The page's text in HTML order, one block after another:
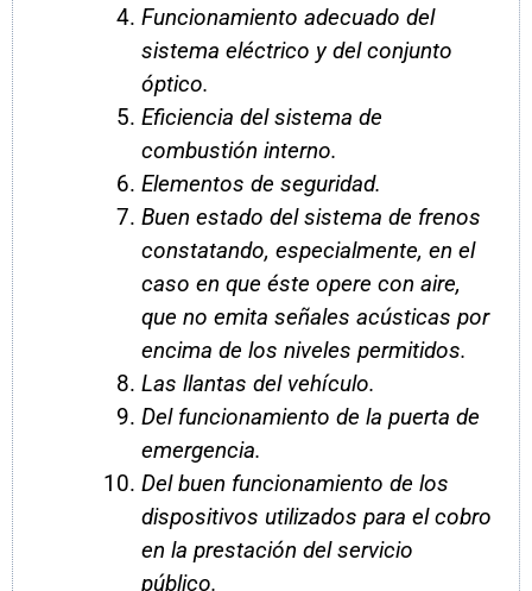
Funcionamiento adecuado del
sistema eléctrico y del conjunto
óptico.
Eficiencia del sistema de
combustión interno.
Elementos de seguridad.
Buen estado del sistema de frenos
constatando, especialmente, en el
caso en que éste opere con aire,
que no emita señales acústicas por
encima de los niveles permitidos.
Las llantas del vehículo.
Del funcionamiento de la puerta de
emergencia.
Del buen funcionamiento de los
dispositivos utilizados para el cobro
en la prestación del servicio
público.